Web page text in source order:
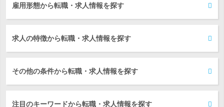
雇用形態から転職・求人情報を探す
求人の特徴から転職・求人情報を探す
その他の条件から転職・求人情報を探す
注目のキーワードから転職・求人情報を探す